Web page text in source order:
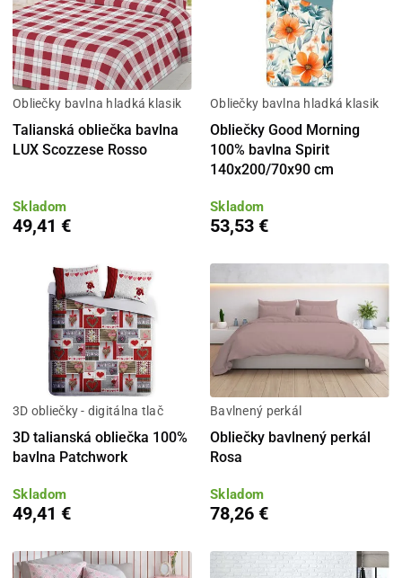
Obliečky bavlna hladká klasik
Talianská obliečka bavlna
LUX Scozzese Rosso
Skladom
49,41 €
Obliečky bavlna hladká klasik
Obliečky Good Morning
100% bavlna Spirit
140x200/70x90 cm
Skladom
53,53 €
3D obliečky - digitálna tlač
3D talianská obliečka 100%
bavlna Patchwork
Skladom
49,41 €
Bavlnený perkál
Obliečky bavlnený perkál
Rosa
Skladom
78,26 €